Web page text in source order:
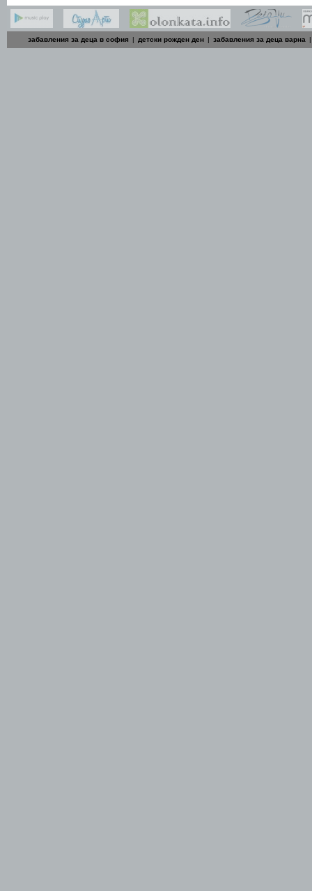
забавления за деца в софия | детски рожден ден | забавления за деца варна |